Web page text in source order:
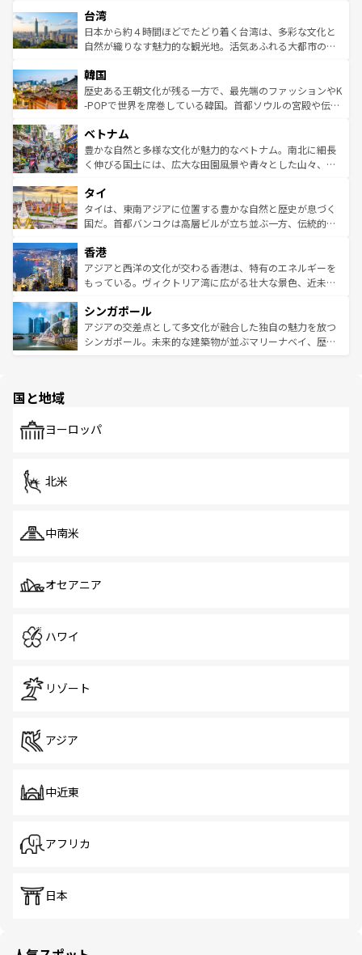
ならではの贅沢な旅のスタイルだ。 なお、新着のアメリカ
情報はコンテンツ一覧を参照してほしい。
れるおもてなしの心で訪れる人々を迎えてくれるハワイの
人々、おいしいローカルフードやハワイアンミュージッ
ク、伝統的なフラダンスなど、すべてがハワイの魅力を彩
ワイを、存分に味わってほしい。 なお、新着のハワイ情報
はコンテンツ一覧を参照してほしい。
リアリーフや大陸中央部にそびえるウルル（エアーズロッ
ク）、タスマニアの美しい原生林やケアンズの熱帯雨林な
ど、見どころがたくさん。また、カフェやワイン、オージ
いる。アクティビティも充実しており、サーフィンやダイ
ビング、ハイキングなど、アウトドア好きにはたまらな
い。オーストラリアの多彩な魅力を存分に味わいつくそ
参照してほしい。
台湾
日本から約４時間ほどでたどり着く台湾は、多彩な文化と
自然が織りなす魅力的な観光地。活気あふれる大都市の台
ン）、静ひつな山岳地帯である台湾東部など、都市の喧騒
と山間の静けさが共存しており、訪れる人に新しい発見と
驚きをもたらしてくれる。また、奥深い台湾の食文化も魅
容にもいいと評判のスイーツなど、バラエティ豊かな料理
が味わえる。 なお、新着の台湾情報は コンテンツ一覧を参
照してほしい。
韓国
歴史ある王朝文化が残る一方で、最先端のファッションやK
-POPで世界を席巻している韓国。首都ソウルの宮殿や伝統
き、地方に足を延ばせば四季折々の自然美を楽しむことが
できる。そして、キムチや焼肉、絶品のストリートフード
まで、さまざまな韓国料理が待っている。夜には、韓国な
リティに包まれながら、韓国の多彩な魅力を心ゆくまで味
わってみてほしい。 なお、新着の韓国情報はコンテンツ一
覧を参照してほしい。
ベトナム
豊かな自然と多様な文化が魅力的なベトナム。南北に細長
く伸びる国土には、広大な田園風景や青々とした山々、世
急速な発展と共に伝統が息づく。ハノイの古い町並みやホ
ーチミン市のフランス統治時代の建物も、独特の雰囲気を
醸し出している。また、バラエティの豊かさとおいしさで
とつ。フォーやバインミー、ベトナムコーヒーなどは、ぜ
ひ現地で味わいたい。どの地域を訪れてもあたたかい人々
が旅行者を迎えてくれるので、きっと忘れられない旅にな
参照してほしい。
タイ
タイは、東南アジアに位置する豊かな自然と歴史が息づく
国だ。首都バンコクは高層ビルが立ち並ぶ一方、伝統的な
の活気が交差している。北部ではチェンマイなどの山岳地
帯で自然と触れ合い、南部ではプーケットやクラビの美し
いビーチでリゾート気分を楽しむことができる。タイ料理
激する。気候は一年中温暖で、どの季節にも異なる楽しみ
が待っている。親しみやすいタイの人々、仏教を中心とし
た文化、そして多様な観光資源が、訪れる旅人を魅了し続
香港
アジアと西洋の文化が交わる香港は、特有のエネルギーを
もっている。ヴィクトリア湾に広がる壮大な景色、近未来
み、どこを訪れても感動するはず。観光スポットが密集し
ており、効率よく見どころを回れるのも魅力。息をのむよ
うな絶景から文化的な体験まで、香港を存分に楽しみ尽く
シンガポール
アジアの交差点として多文化が融合した独自の魅力を放つ
シンガポール。未来的な建築物が並ぶマリーナベイ、歴史
で、ホーカーズは地元の風情を楽しめる外せないスポット
国と地域
ヨーロッパ
北米
中南米
オセアニア
ハワイ
リゾート
アジア
中近東
アフリカ
日本